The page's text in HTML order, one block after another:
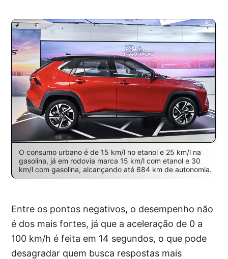
O consumo urbano é de 15 km/l no etanol e 25 km/l na
gasolina, já em rodovia marca 15 km/l com etanol e 30
km/l com gasolina, alcançando até 684 km de autonomia.
Entre os pontos negativos, o desempenho não
é dos mais fortes, já que a aceleração de 0 a
100 km/h é feita em 14 segundos, o que pode
desagradar quem busca respostas mais